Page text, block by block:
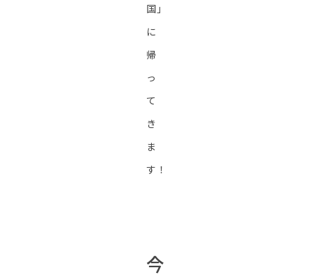
国」
に
帰
っ
て
き
ま
す！
今